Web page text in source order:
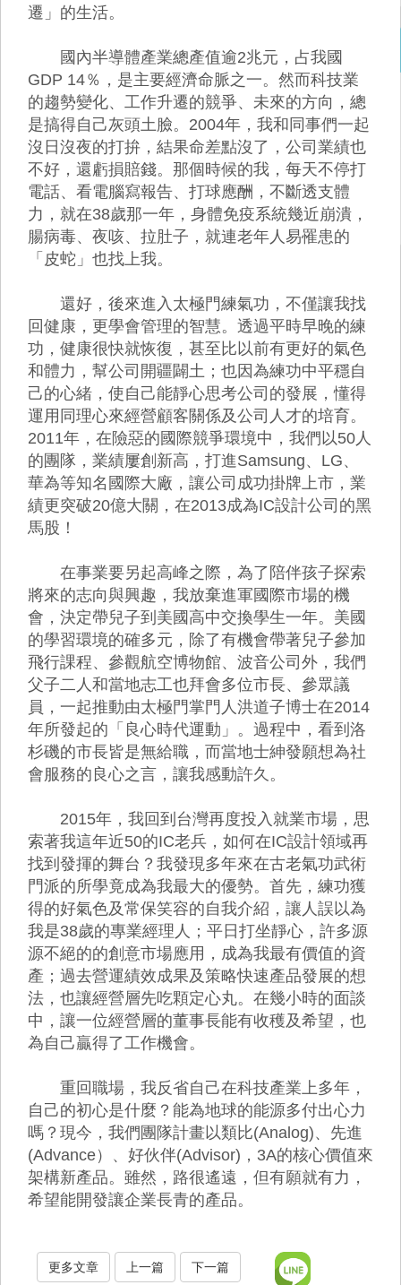
遷」的生活。
國內半導體產業總產值逾2兆元，占我國
GDP 14％，是主要經濟命脈之一。然而科技業
的趨勢變化、工作升遷的競爭、未來的方向，總
是搞得自己灰頭土臉。2004年，我和同事們一起
沒日沒夜的打拚，結果命差點沒了，公司業績也
不好，還虧損賠錢。那個時候的我，每天不停打
電話、看電腦寫報告、打球應酬，不斷透支體
力，就在38歲那一年，身體免疫系統幾近崩潰，
腸病毒、夜咳、拉肚子，就連老年人易罹患的
「皮蛇」也找上我。
還好，後來進入太極門練氣功，不僅讓我找
回健康，更學會管理的智慧。透過平時早晚的練
功，健康很快就恢復，甚至比以前有更好的氣色
和體力，幫公司開疆闢土；也因為練功中平穩自
己的心緒，使自己能靜心思考公司的發展，懂得
運用同理心來經營顧客關係及公司人才的培育。
2011年，在險惡的國際競爭環境中，我們以50人
的團隊，業績屢創新高，打進Samsung、LG、
華為等知名國際大廠，讓公司成功掛牌上市，業
績更突破20億大關，在2013成為IC設計公司的黑
馬股！
在事業要另起高峰之際，為了陪伴孩子探索
將來的志向與興趣，我放棄進軍國際市場的機
會，決定帶兒子到美國高中交換學生一年。美國
的學習環境的確多元，除了有機會帶著兒子參加
飛行課程、參觀航空博物館、波音公司外，我們
父子二人和當地志工也拜會多位市長、參眾議
員，一起推動由太極門掌門人洪道子博士在2014
年所發起的「良心時代運動」。過程中，看到洛
杉磯的市長皆是無給職，而當地士紳發願想為社
會服務的良心之言，讓我感動許久。
2015年，我回到台灣再度投入就業市場，思
索著我這年近50的IC老兵，如何在IC設計領域再
找到發揮的舞台？我發現多年來在古老氣功武術
門派的所學竟成為我最大的優勢。首先，練功獲
得的好氣色及常保笑容的自我介紹，讓人誤以為
我是38歲的專業經理人；平日打坐靜心，許多源
源不絕的的創意市場應用，成為我最有價值的資
產；過去營運績效成果及策略快速產品發展的想
法，也讓經營層先吃顆定心丸。在幾小時的面談
中，讓一位經營層的董事長能有收穫及希望，也
為自己贏得了工作機會。
重回職場，我反省自己在科技產業上多年，
自己的初心是什麼？能為地球的能源多付出心力
嗎？現今，我們團隊計畫以類比(Analog)、先進
(Advance）、好伙伴(Advisor)，3A的核心價值來
架構新產品。雖然，路很遙遠，但有願就有力，
希望能開發讓企業長青的產品。
更多文章 上一篇 下一篇